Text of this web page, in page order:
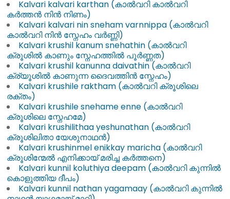
Kalvari kalvari karthan (കാൽവറി കാൽവറി
കർത്തൻ നിൻ നിണം)
Kalvari kalvari nin sneham varnnippa (കാൽവറി
കാൽവറി നിൻ സ്നേഹം വർണ്ണി)
Kalvari krushil kanum snehathin (കാൽവറി
ക്രൂശിൽ കാണും സ്നേഹത്തിൽ പൂർണ്ണത)
Kalvari krushil kanunna daivathin (കാൽവറി
ക്ര്യൂശിൽ കാണുന്ന ദൈവത്തിൻ സ്നേഹം)
Kalvari krushile raktham (കാൽവറി ക്രൂശിലെ
രക്തം)
Kalvari krushile snehame enne (കാൽവറി
ക്രൂശിലെ സ്നേഹമേ)
Kalvari krushilithaa yeshunathan (കാൽവറി
ക്രൂശിലിതാ യേശുനാഥൻ)
Kalvari krushinmel enikkay maricha (കാൽവറി
ക്രൂശിന്മേൽ എനിക്കായ് മരിച്ച കർത്തനെ)
Kalvari kunnil koluthiya deepam (കാൽവറി കുന്നിൽ
കൊളുത്തിയ ദീപം)
Kalvari kunnil nathan yagamaay (കാൽവറി കുന്നിൽ